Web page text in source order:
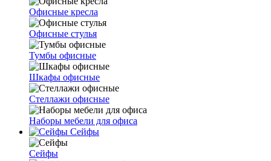
Офисные кресла
Офисные стулья
Тумбы офисные
Шкафы офисные
Стеллажи офисные
Наборы мебели для офиса
Сейфы
Сейфы